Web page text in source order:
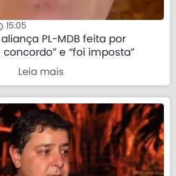
15:05
PL-MDB feita por
e “foi imposta”
Leia mais